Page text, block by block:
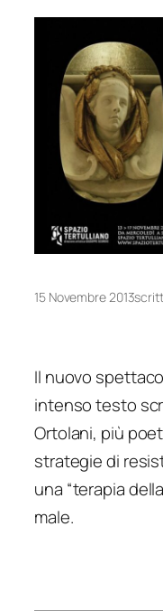
15 Novembre 2013
Il nuovo
intenso testo
Ortolani, più
strategie di
una “terapia
male.